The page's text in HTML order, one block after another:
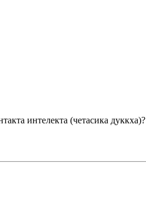
интелекта (четасика дуккха)?